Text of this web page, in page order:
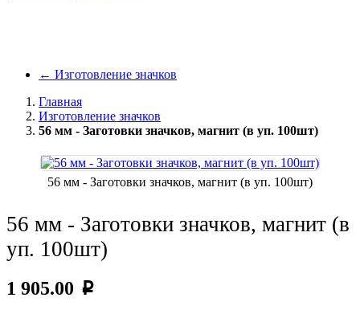
← Изготовление значков
Главная
Изготовление значков
56 мм - Заготовки значков, магнит (в уп. 100шт)
56 мм - Заготовки значков, магнит (в уп. 100шт)
56 мм - Заготовки значков, магнит (в
уп. 100шт)
1 905.00 p